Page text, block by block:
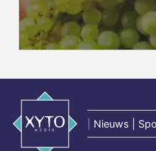
Nieuws |